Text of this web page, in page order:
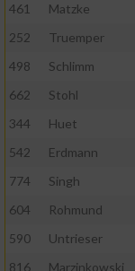
461
Matzke
252
Truemper
498
Schlimm
662
Stohl
344
Huet
542
Erdmann
774
Singh
604
Rohmund
590
Untrieser
816
Marzinkowski